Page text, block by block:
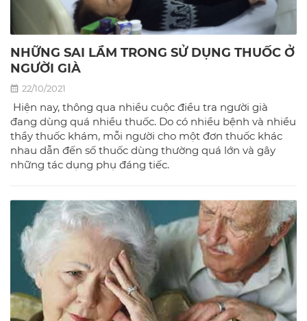
NHỮNG SAI LẦM TRONG SỬ DỤNG THUỐC Ở
NGƯỜI GIÀ
22/10/2021
Hiện nay, thông qua nhiều cuộc điều tra người già
đang dùng quá nhiều thuốc. Do có nhiều bệnh và nhiều
thầy thuốc khám, mỗi người cho một đơn thuốc khác
nhau dẫn đến số thuốc dùng thường quá lớn và gây
những tác dụng phụ đáng tiếc.